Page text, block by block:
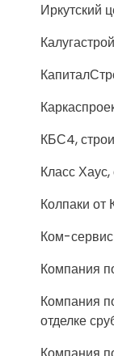
Иркутский
КБС4,
Класс
Колпаки от
Ком-
Компания
Компания
отделке